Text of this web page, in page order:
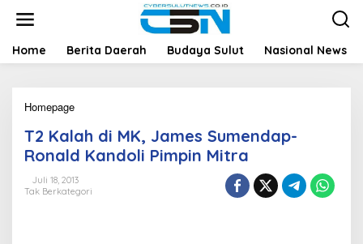
t
Home Berita Daerah Budaya Sulut Nasional News
Homepage
K
a
l
a
h
T2 Kalah di MK, James Sumendap-
Ronald Kandoli Pimpin Mitra
Juli 18, 2013
Tak Berkategori